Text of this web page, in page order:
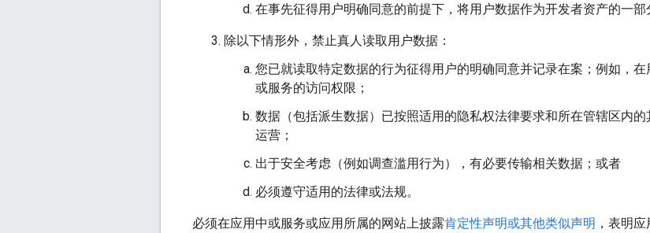
在事先征得用户明确同意的前提下，将用户数据作为开发者资产的一部
除以下情形外，禁止真人读取用户数据：
您已就读取特定数据的行为征得用户的明确同意并记录在案；例如，
或服务的访问权限；
数据（包括派生数据）已按照适用的隐私权法律要求和所在管辖区内
运营；
出于安全考虑（例如调查滥用行为），有必要传输相关数据；或者
必须遵守适用的法律或法规。
必须在应用中或服务或应用所属的网站上披露肯定性声明或其他类似声明 ，表明